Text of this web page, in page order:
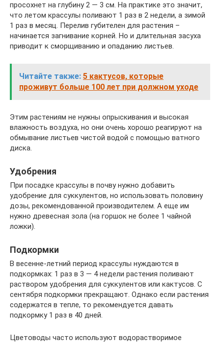
просохнет на глубину 2 — 3 см. На практике это значит,
что летом крассулы поливают 1 раз в 2 недели, а зимой
1 раз в месяц. Перелив губителен для растения –
начинается загнивание корней. Но и длительная засуха
приводит к сморщиванию и опаданию листьев.
Читайте также: 5 кактусов, которые
проживут больше 100 лет при должном уходе
Этим растениям не нужны опрыскивания и высокая
влажность воздуха, но они очень хорошо реагируют на
обмывание листьев чистой водой с помощью ватного
диска.
Удобрения
При посадке крассулы в почву нужно добавить
удобрение для суккулентов, но использовать половину
дозы, рекомендованной производителем. А еще им
нужно древесная зола (на горшок не более 1 чайной
ложки).
Подкормки
В весенне-летний период крассулы нуждаются в
подкормках: 1 раз в 3 — 4 недели растения поливают
раствором удобрения для суккулентов или кактусов. С
сентября подкормки прекращают. Однако если растения
содержатся в тепле, то рекомендуется давать
подкормку 1 раз в 40 дней.
Цветоводы часто используют водорастворимое